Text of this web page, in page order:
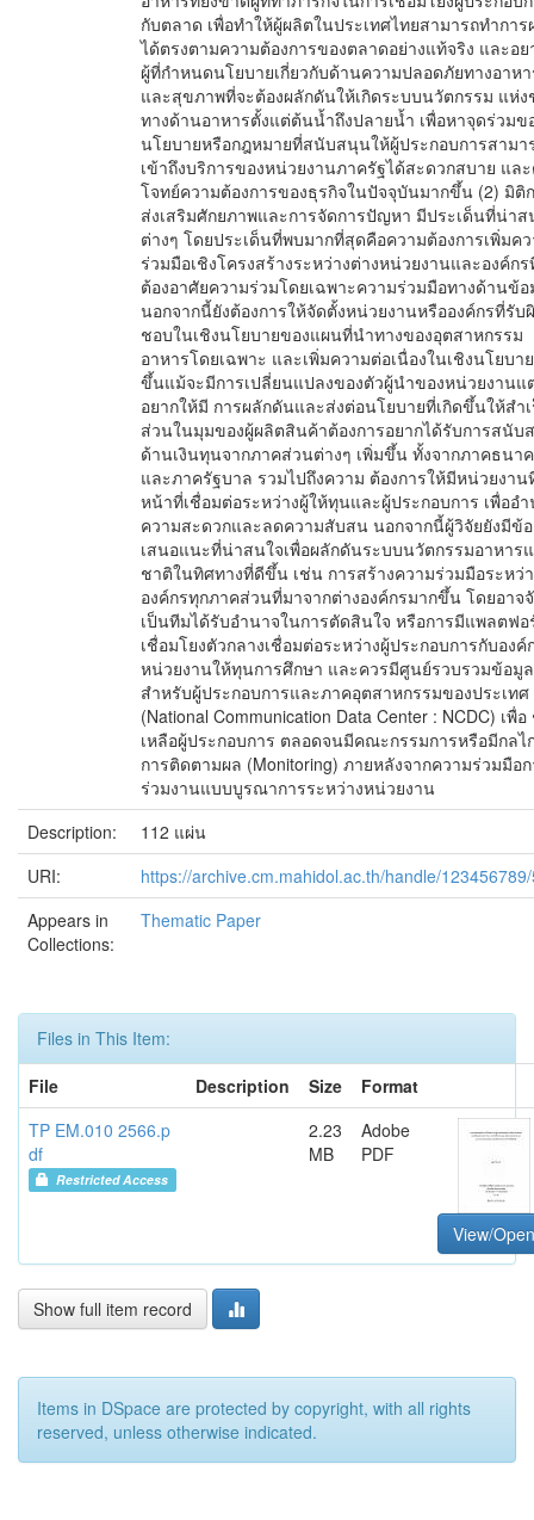
กับตลาด เพื่อทำให้ผู้ผลิตในประเทศไทยสามารถทำการ
ได้ตรงตามความต้องการของตลาดอย่างแท้จริง และอย
ผู้ที่กำหนดนโยบายเกี่ยวกับด้านความปลอดภัยทางอาห
และสุขภาพที่จะต้องผลักดันให้เกิดระบบนวัตกรรม แห่
ทางด้านอาหารตั้งแต่ต้นน้ำถึงปลายน้ำ เพื่อหาจุดร่วมข
นโยบายหรือกฎหมายที่สนับสนุนให้ผู้ประกอบการสามา
เข้าถึงบริการของหน่วยงานภาครัฐได้สะดวกสบาย แล
โจทย์ความต้องการของธุรกิจในปัจจุบันมากขึ้น (2) มิติ
ส่งเสริมศักยภาพและการจัดการปัญหา มีประเด็นที่น่าส
ต่างๆ โดยประเด็นที่พบมากที่สุดคือความต้องการเพิ่มค
ร่วมมือเชิงโครงสร้างระหว่างต่างหน่วยงานและองค์ก
ต้องอาศัยความร่วมโดยเฉพาะความร่วมมือทางด้านข้
นอกจากนี้ยังต้องการให้จัดตั้งหน่วยงานหรือองค์กรที่รับ
ชอบในเชิงนโยบายของแผนที่นำทางของอุตสาหกรรม
อาหารโดยเฉพาะ และเพิ่มความต่อเนื่องในเชิงนโยบา
ขึ้นแม้จะมีการเปลี่ยนแปลงของตัวผู้นำของหน่วยงานแ
อยากให้มี การผลักดันและส่งต่อนโยบายที่เกิดขึ้นให้สำ
ส่วนในมุมของผู้ผลิตสินค้าต้องการอยากได้รับการสนับ
ด้านเงินทุนจากภาคส่วนต่างๆ เพิ่มขึ้น ทั้งจากภาคธนา
และภาครัฐบาล รวมไปถึงความ ต้องการให้มีหน่วยงาน
หน้าที่เชื่อมต่อระหว่างผู้ให้ทุนและผู้ประกอบการ เพื่ออ
ความสะดวกและลดความสับสน นอกจากนี้ผู้วิจัยยังมีข้อ
เสนอแนะที่น่าสนใจเพื่อผลักดันระบบนวัตกรรมอาหาร
ชาติในทิศทางที่ดีขึ้น เช่น การสร้างความร่วมมือระหว่
องค์กรทุกภาคส่วนที่มาจากต่างองค์กรมากขึ้น โดยอาจ
เป็นทีมได้รับอำนาจในการตัดสินใจ หรือการมีแพลตฟอ
เชื่อมโยงตัวกลางเชื่อมต่อระหว่างผู้ประกอบการกับองค์
หน่วยงานให้ทุนการศึกษา และควรมีศูนย์รวบรวมข้อมูล
สำหรับผู้ประกอบการและภาคอุตสาหกรรมของประเทศ
(National Communication Data Center : NCDC) เพื่
เหลือผู้ประกอบการ ตลอดจนมีคณะกรรมการหรือมีกลไ
การติดตามผล (Monitoring) ภายหลังจากความร่วมมือ
ร่วมงานแบบบูรณาการระหว่างหน่วยงาน
Description:
112 แผ่น
URI:
https://archive.cm.mahidol.ac.th/handle/
Appears in
Collections:
Thematic Paper
Files in This Item:
File
Description Size
Format
TP EM.010 2566.p
df
Restricted Access
2.23
MB
Adobe
PDF
View/Open
Show full item record
Items in DSpace are protected by copyright, with all rights
reserved, unless otherwise indicated.